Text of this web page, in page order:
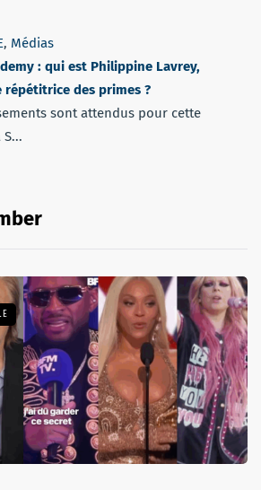
, Médias
: qui est Philippine Lavrey,
répétitrice des primes ?
sont attendus pour cette